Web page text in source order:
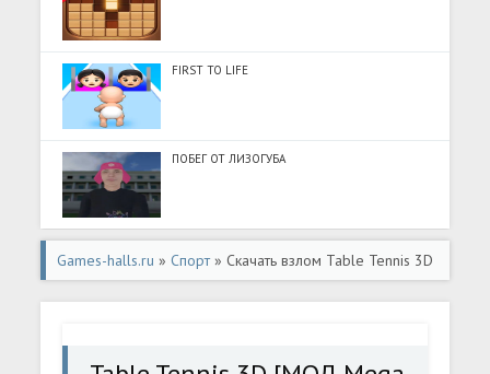
FIRST TO LIFE
ПОБЕГ ОТ ЛИЗОГУБА
Games-halls.ru » Спорт» Скачать взлом Table Tennis 3D
[МОД Mega Pack] - последняя версия apk на Андроид